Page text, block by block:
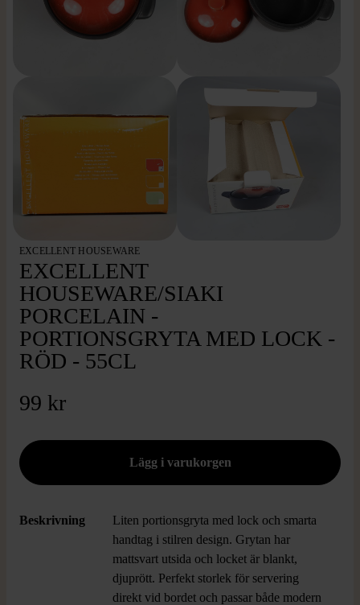
EXCELLENT HOUSEWARE
EXCELLENT
HOUSEWARE/SIAKI
PORCELAIN -
PORTIONSGRYTA MED LOCK -
RÖD - 55CL
99 kr
Beskrivning
Liten portionsgryta med lock och smarta
handtag i stilren design. Grytan har
mattsvart utsida och locket är blankt,
djuprött. Perfekt storlek för servering
direkt vid bordet och passar både modern